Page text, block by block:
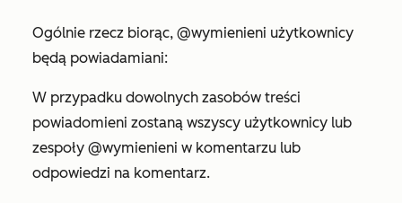
Ogólnie rzecz biorąc, @wymienieni użytkownicy
będą powiadamiani:
W przypadku dowolnych zasobów treści
powiadomieni zostaną wszyscy użytkownicy lub
zespoły @wymienieni w komentarzu lub
odpowiedzi na komentarz.